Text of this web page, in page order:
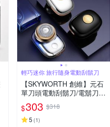
輕巧迷你 旅行隨身電動刮鬍刀
【SKYWORTH 創維】元石
單刀頭電動刮鬍刀/電鬍刀
台灣公司貨(充電式/IPX7防
水/全機水洗)
$303 $318
5 (1)